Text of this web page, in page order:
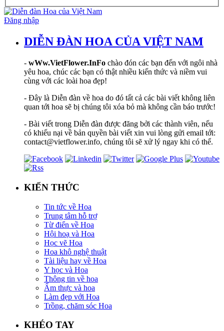
Đăng nhập
DIỄN ĐÀN HOA CỦA VIỆT NAM
- wWw.VietFlower.InFo chào đón các bạn đến với ngôi nhà
yêu hoa, chúc các bạn có thật nhiều kiến thức và niềm vui
cùng với các loài hoa đẹp!
- Đây là Diễn đàn về hoa do đó tất cả các bài viết không liên
quan tới hoa sẽ bị chúng tôi xóa bỏ mà không cần báo trước!
- Bài viết trong Diễn đàn được đăng bởi các thành viên, nếu
có khiếu nại về bản quyền bài viết xin vui lòng gửi email tới:
contact@vietflower.info, chúng tôi sẽ xử lý ngay khi có thể.
KIẾN THỨC
Tin tức về Hoa
Trung tâm hỗ trợ
Từ điển về Hoa
Hội hoạ và Hoa
Học vẽ Hoa
Hoa khô nghệ thuật
Tài liệu hay về Hoa
Y học và Hoa
Thông tin về hoa
Ẩm thực và hoa
Làm đẹp với Hoa
Trồng, chăm sóc Hoa
KHÉO TAY